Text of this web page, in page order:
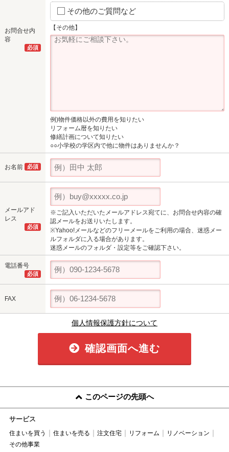
お問合せ内
容
必須
その他のご質問など
【その他】
例)物件価格以外の費用を知りたい
リフォーム暦を知りたい
修繕計画について知りたい
○○小学校の学区内で他に物件はありませんか？
お名前 必須
メールアド
レス
必須
※ご記入いただいたメールアドレス宛てに、お問合せ内容の確
認メールをお送りいたします。
※Yahoo!メールなどのフリーメールをご利用の場合、迷惑メー
ルフォルダに入る場合があります。
迷惑メールのフォルダ・設定等をご確認下さい。
電話番号
必須
FAX
個人情報保護方針について
確認画面へ進む
このページの先頭へ
サービス
住まいを買う 住まいを売る 注文住宅 リフォーム
リノベーション
その他事業